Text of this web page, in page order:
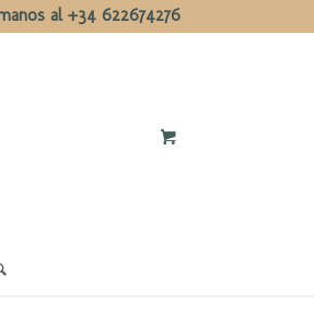
al +34 622674276